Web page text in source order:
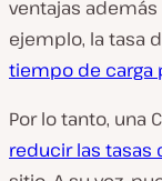
ventajas
ejemplo, la tasa
tiempo de carga
Por lo tanto, una
reducir las tasas